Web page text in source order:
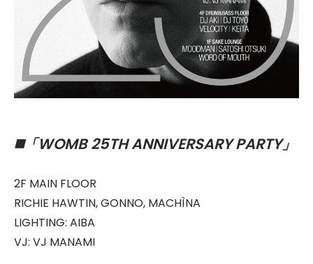
◼️「WOMB 25TH ANNIVERSARY PARTY」
2F MAIN FLOOR
RICHIE HAWTIN, GONNO, MACHÌNA
LIGHTING: AIBA
VJ: VJ MANAMI